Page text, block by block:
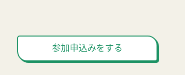
参加申込みをする